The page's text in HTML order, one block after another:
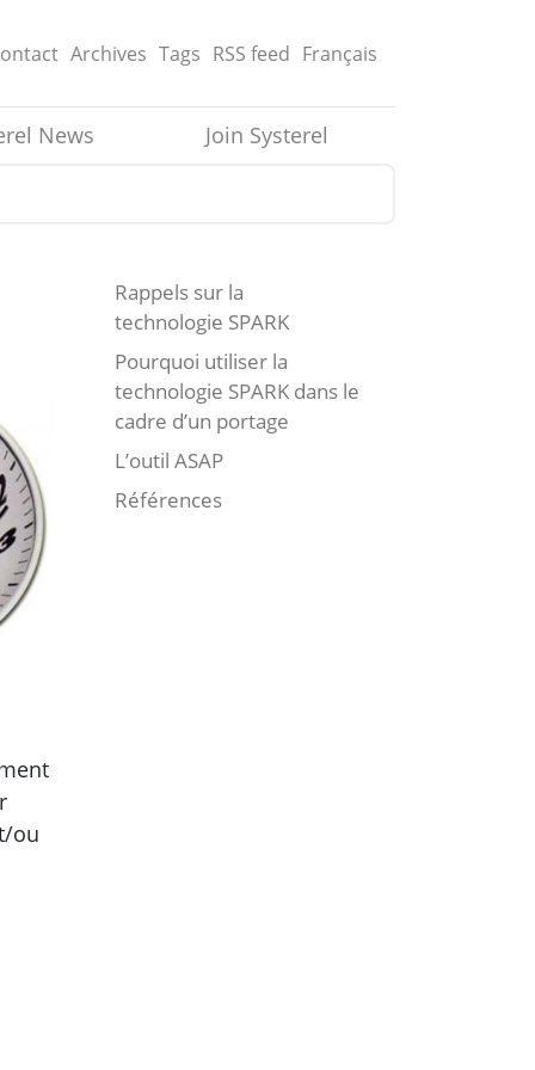
Archives Tags RSS feed Français
News Join Systerel
ou
Rappels sur la
technologie SPARK
Pourquoi utiliser la
technologie SPARK dans le
cadre d’un portage
L’outil ASAP
Références